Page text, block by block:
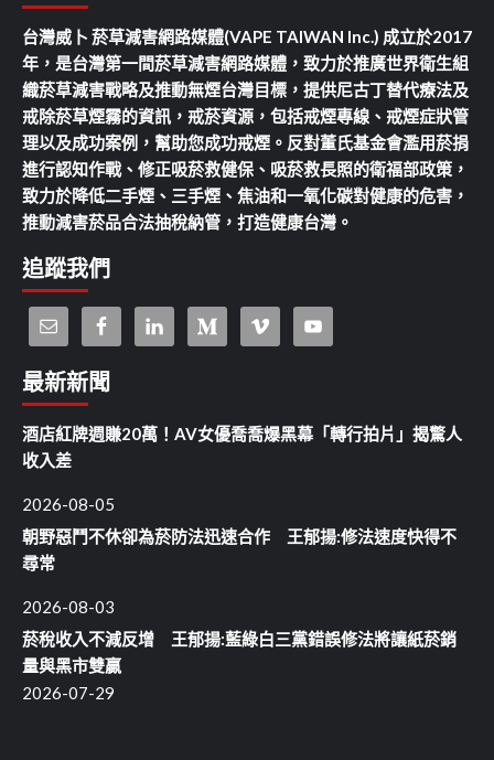
台灣威卜 菸草減害網路媒體(VAPE TAIWAN Inc.) 成立於2017
年，是台灣第一間菸草減害網路媒體，致力於推廣世界衛生組
織菸草減害戰略及推動無煙台灣目標，提供尼古丁替代療法及
戒除菸草煙霧的資訊，戒菸資源，包括戒煙專線、戒煙症狀管
理以及成功案例，幫助您成功戒煙。反對董氏基金會濫用菸捐
進行認知作戰、修正吸菸救健保、吸菸救長照的衛福部政策，
致力於降低二手煙、三手煙、焦油和一氧化碳對健康的危害，
推動減害菸品合法抽稅納管，打造健康台灣。
追蹤我們
最新新聞
酒店紅牌週賺20萬！AV女優喬喬爆黑幕「轉行拍片」揭驚人
收入差
2026-08-05
朝野惡鬥不休卻為菸防法迅速合作 王郁揚:修法速度快得不
尋常
2026-08-03
菸稅收入不減反增 王郁揚:藍綠白三黨錯誤修法將讓紙菸銷
量與黑市雙贏
2026-07-29